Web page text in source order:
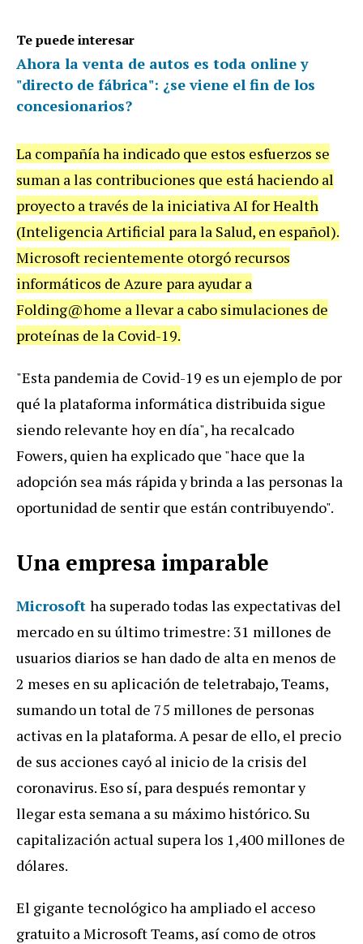
Te puede interesar
Ahora la venta de autos es toda online y
"directo de fábrica": ¿se viene el fin de los
concesionarios?
La compañía ha indicado que estos esfuerzos se
suman a las contribuciones que está haciendo al
proyecto a través de la iniciativa AI for Health
(Inteligencia Artificial para la Salud, en español).
Microsoft recientemente otorgó recursos
informáticos de Azure para ayudar a
Folding@home a llevar a cabo simulaciones de
proteínas de la Covid-19.
"Esta pandemia de Covid-19 es un ejemplo de por
qué la plataforma informática distribuida sigue
siendo relevante hoy en día", ha recalcado
Fowers, quien ha explicado que "hace que la
adopción sea más rápida y brinda a las personas la
oportunidad de sentir que están contribuyendo".
Una empresa imparable
Microsoft ha superado todas las expectativas del
mercado en su último trimestre: 31 millones de
usuarios diarios se han dado de alta en menos de
2 meses en su aplicación de teletrabajo, Teams,
sumando un total de 75 millones de personas
activas en la plataforma. A pesar de ello, el precio
de sus acciones cayó al inicio de la crisis del
coronavirus. Eso sí, para después remontar y
llegar esta semana a su máximo histórico. Su
capitalización actual supera los 1,400 millones de
dólares.
El gigante tecnológico ha ampliado el acceso
gratuito a Microsoft Teams, así como de otros